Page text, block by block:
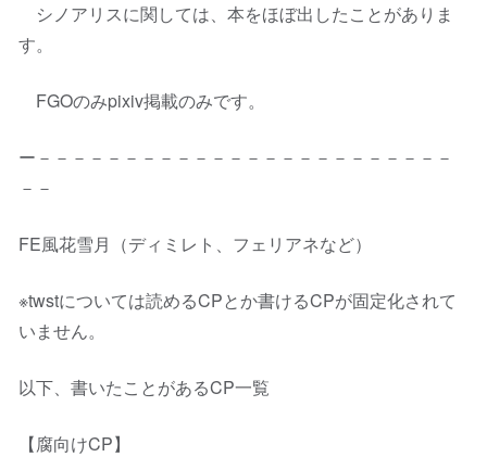
シノアリスに関しては、本をほぼ出したことがありま
す。
FGOのみpixiv掲載のみです。
ー－－－－－－－－－－－－－－－－－－－－－－－－
－－
FE風花雪月（ディミレト、フェリアネなど）
※twstについては読めるCPとか書けるCPが固定化されて
いません。
以下、書いたことがあるCP一覧
【腐向けCP】